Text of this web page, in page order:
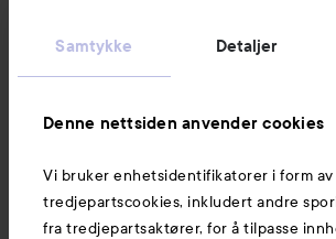
Samtykke Detaljer
Denne nettsiden anvender cookies
Vi bruker enhetsidentifikatorer i form
tredjepartscookies, inkludert andre
fra tredjepartsaktører, for å tilpasse
Kundeservice
Informasjon
Også av interesse